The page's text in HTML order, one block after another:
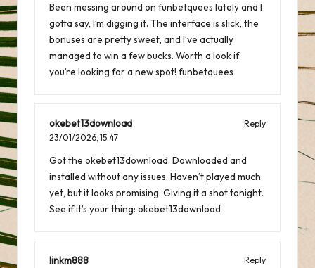
Been messing around on funbetquees lately and I
gotta say, I’m digging it. The interface is slick, the
bonuses are pretty sweet, and I’ve actually
managed to win a few bucks. Worth a look if
you’re looking for a new spot! funbetquees
okebet13download
Reply
23/01/2026,15:47
Got the okebet13download. Downloaded and
installed without any issues. Haven’t played much
yet, but it looks promising. Giving it a shot tonight.
See if it’s your thing: okebet13download
linkm888
Reply